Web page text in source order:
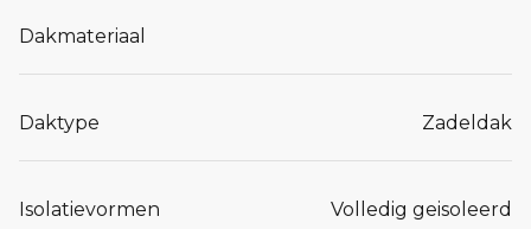
Dakmateriaal
Daktype Zadeldak
Isolatievormen Volledig geisoleerd